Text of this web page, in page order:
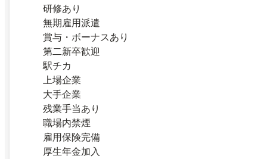
研修あり
無期雇用派遣
賞与・ボーナスあり
第二新卒歓迎
駅チカ
上場企業
大手企業
残業手当あり
職場内禁煙
雇用保険完備
厚生年金加入